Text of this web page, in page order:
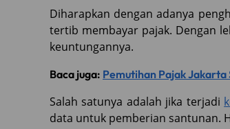
Diharapkan dengan adanya
tertib membayar pajak. Dengan
keuntungannya.
Baca juga: Pemutihan Pajak Jakarta
Salah satunya adalah jika terjadi
data untuk pemberian santunan.